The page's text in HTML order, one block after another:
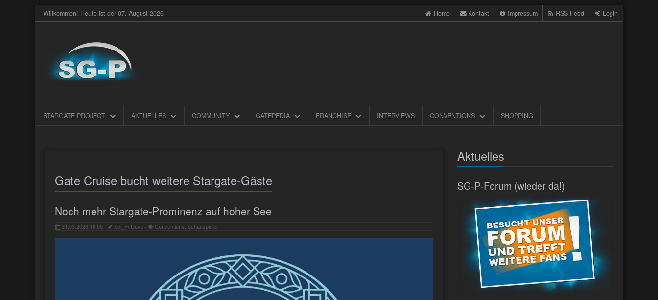
Willkommen! Heute ist der 07. August 2026 Home Kontakt Impressum RSS-Feed Login
STARGATE PROJECT AKTUELLES COMMUNITY GATEPEDIA FRANCHISE INTERVIEWS CONVENTIONS SHOPPING
Gate Cruise bucht weitere Stargate-Gäste
Noch mehr Stargate-Prominenz auf hoher See
31.03.2026 10:00 · Sci_Fi-Dave · Conventions, Schauspieler
Aktuelles
SG-P-Forum (wieder da!)